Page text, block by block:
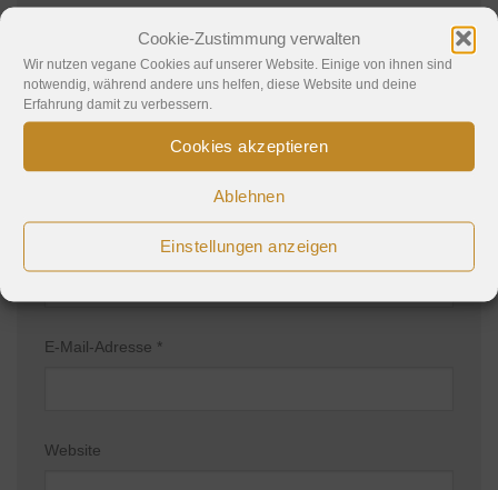
Cookie-Zustimmung verwalten
Wir nutzen vegane Cookies auf unserer Website. Einige von ihnen sind
notwendig, während andere uns helfen, diese Website und deine
Erfahrung damit zu verbessern.
Cookies akzeptieren
Ablehnen
Einstellungen anzeigen
E-Mail-Adresse *
Website